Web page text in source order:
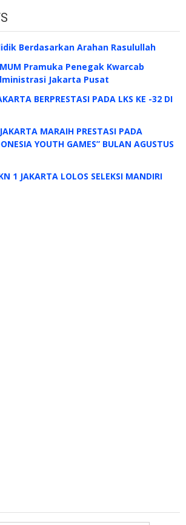
Berdasarkan Arahan Rasulullah
Pramuka Penegak Kwarcab
Jakarta Pusat
BERPRESTASI PADA LKS KE -32 DI
MARAIH PRESTASI PADA
YOUTH GAMES” BULAN AGUSTUS
1 JAKARTA LOLOS SELEKSI MANDIRI